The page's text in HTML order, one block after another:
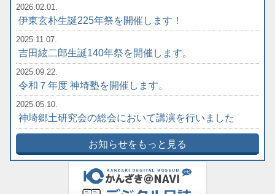
2026.02.01.
伊東玄朴生誕225年祭を開催します！
2025.11.07.
吉田絃二郎生誕140年祭を開催します。
2025.09.22.
令和７年度 神埼塾を開催します。
2025.05.10.
神埼郷土研究会の総会において講演を行いました
お知らせをもっと見る